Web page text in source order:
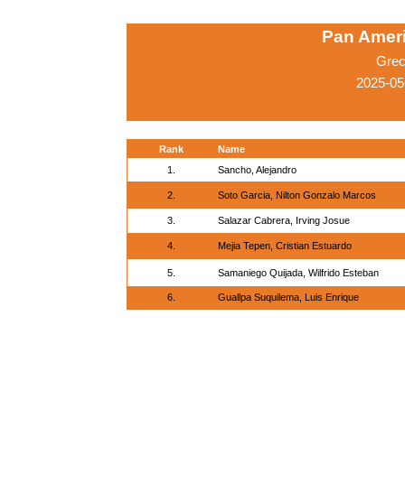
Pan
2025-
Rank
Name
1.
Sancho, Alejandro
2. Soto Garcia, Nilton Gonzalo Marcos
3. Salazar Cabrera, Irving Josue
4. Mejia Tepen, Cristian Estuardo
5. Samaniego Quijada, Wilfrido Esteban
6. Guallpa Suquilema, Luis Enrique